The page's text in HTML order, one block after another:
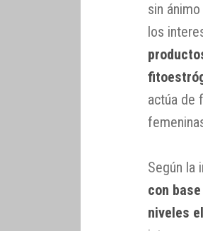
sin
los
actúa de
Según la
con
niveles